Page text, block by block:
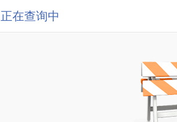
正在查询中